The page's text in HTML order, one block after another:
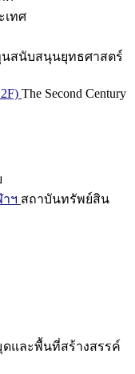
เทศ
สนับสนุนยุทธศาสตร์
The Second Century
ฯ สถาบันทรัพย์สิน
และพื้นที่สร้างสรรค์